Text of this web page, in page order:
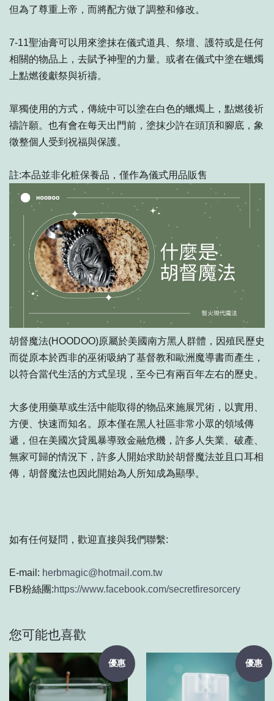
但為了尊重上帝，而將配方做了調整和修改。
7-11聖油膏可以用來塗抹在儀式道具、祭壇、護符或是任何
相關的物品上，去賦予神聖的力量。或者在儀式中塗在蠟燭
上點燃後獻祭與祈禱。
單獨使用的方式，傳統中可以塗在白色的蠟燭上，點燃後祈
禱許願。也有會在每天出門前，塗抹少許在頭頂和腳底，象
徵整個人受到祝福與保護。
註:本品並非化粧保養品，僅作為儀式用品販售
胡督魔法(HOODOO)原屬於美國南方黑人群體，因殖民歷史
而從原本於西非的巫術吸納了基督教和歐洲魔導書而產生，
以符合當代生活的方式呈現，至今已有兩百年左右的歷史。
大多使用藥草或生活中能取得的物品來施展咒術，以實用、
方便、快速而知名。原本僅在黑人社區非常小眾的領域傳
遞，但在美國次貸風暴導致金融危機，許多人失業、破產、
無家可歸的情況下，許多人開始求助於胡督魔法並且口耳相
傳，胡督魔法也因此開始為人所知成為顯學。
如有任何疑問，歡迎直接與我們聯繫:
E-mail: herbmagic@hotmail.com.tw
FB粉絲團:https://www.facebook.com/secretfiresorcery
您可能也喜歡
優惠 優惠